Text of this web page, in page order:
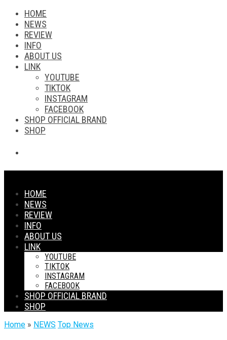
HOME
NEWS
REVIEW
INFO
ABOUT US
LINK
YOUTUBE
TIKTOK
INSTAGRAM
FACEBOOK
SHOP OFFICIAL BRAND
SHOP
HOME
NEWS
REVIEW
INFO
ABOUT US
LINK
YOUTUBE
TIKTOK
INSTAGRAM
FACEBOOK
SHOP OFFICIAL BRAND
SHOP
Home » NEWS Top News